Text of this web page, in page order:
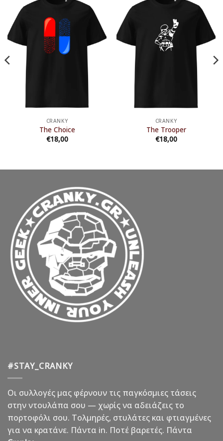
CRANKY
The Choice
€18,00
CRANKY
The Trooper
€18,00
#STAY_CRANKY
Οι συλλογές μας φέρνουν τις παγκόσμιες τάσεις
στην ντουλάπα σου — χωρίς να αδειάζεις το
πορτοφόλι σου. Τολμηρές, στυλάτες και φτιαγμένες
για να κρατάνε. Πάντα in. Ποτέ βαρετές. Πάντα